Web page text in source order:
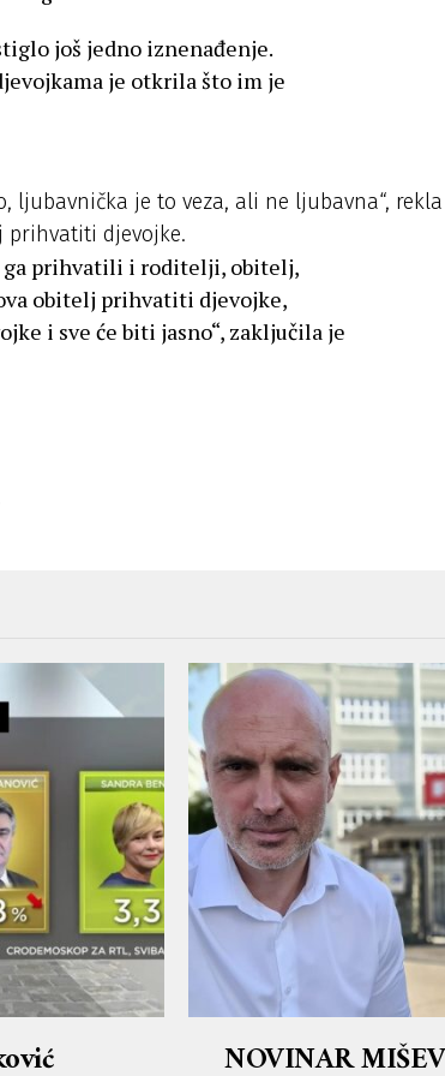
još jedno iznenađenje.
je otkrila što im je
ljubavnička je to veza, ali ne ljubavna“,
prihvatiti djevojke.
ga prihvatili i roditelji, obitelj,
obitelj prihvatiti djevojke,
i sve će biti jasno“, zaključila je
NOVINAR